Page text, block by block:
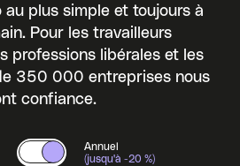
au plus simple et toujours à
Pour les travailleurs
professions libérales et les
350 000 entreprises nous
confiance.
Changer pour le tarif annuel
Annuel
(jusqu'à -20 %)